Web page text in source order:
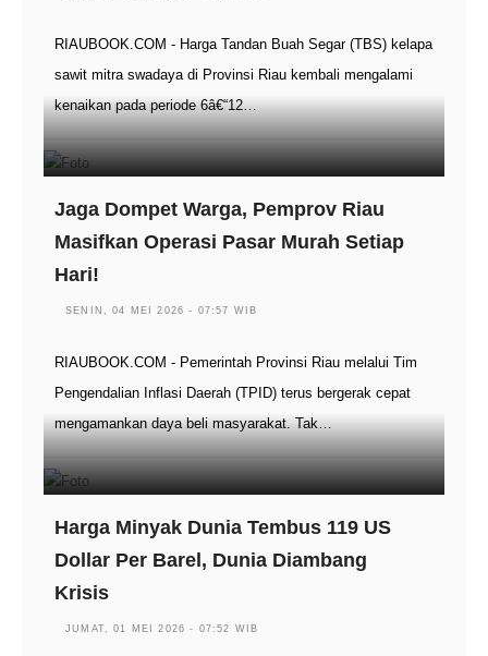
RIAUBOOK.COM - Harga Tandan Buah Segar (TBS) kelapa
sawit mitra swadaya di Provinsi Riau kembali mengalami
kenaikan pada periode 6â€“12…
Jaga Dompet Warga, Pemprov Riau
Masifkan Operasi Pasar Murah Setiap
Hari!
SENIN, 04 MEI 2026 - 07:57 WIB
RIAUBOOK.COM - Pemerintah Provinsi Riau melalui Tim
Pengendalian Inflasi Daerah (TPID) terus bergerak cepat
mengamankan daya beli masyarakat. Tak…
Harga Minyak Dunia Tembus 119 US
Dollar Per Barel, Dunia Diambang
Krisis
JUMAT, 01 MEI 2026 - 07:52 WIB